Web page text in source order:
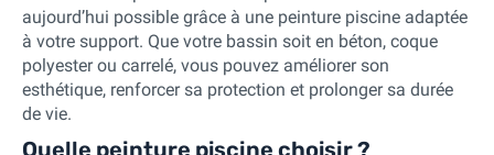
aujourd’hui possible grâce à une peinture piscine adaptée
à votre support. Que votre bassin soit en béton, coque
polyester ou carrelé, vous pouvez améliorer son
esthétique, renforcer sa protection et prolonger sa durée
de vie.
Quelle peinture piscine choisir ?